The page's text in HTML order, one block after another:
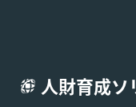
受講予定のお客様が
そのコースの開催を
人財育成ソ